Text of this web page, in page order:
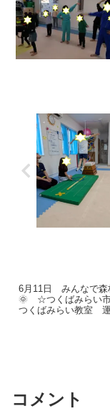
6月11日 みんなで森
🌞 ☆つくばみらい
つくばみらい教室
コメント